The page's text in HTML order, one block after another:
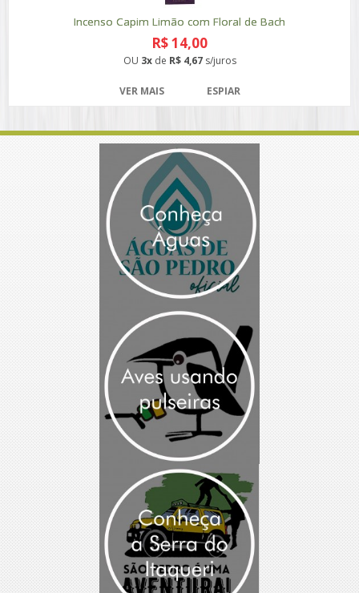
Incenso Capim Limão com Floral de Bach
R$ 14,00
OU 3xde R$ 4,67s/juros
VER MAIS ESPIAR